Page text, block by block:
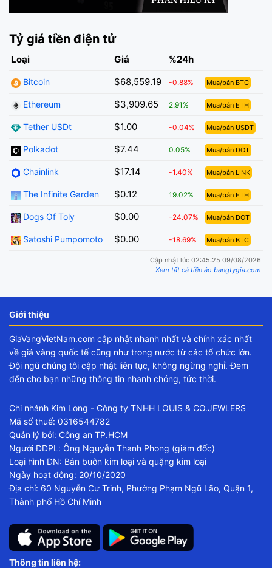
Tỷ giá tiền điện tử
Loại Giá %24h
Bitcoin $68,559.19 -0.88% Mua/bán BTC
Ethereum $3,909.65 2.91% Mua/bán ETH
Tether USDt $1.00 -0.04% Mua/bán USDT
Polkadot $7.44 0.05% Mua/bán DOT
Chainlink $17.14 -1.40% Mua/bán LINK
The Infinite Garden $0.12 19.02% Mua/bán ETH
Dogs Of Toly $0.00 -24.07% Mua/bán DOT
Satoshi Pumpomoto $0.00 -18.69% Mua/bán BTC
Cập nhật lúc 02:45:25 09/08/2026
Xem tất cả tiền ảo bangtygia.com
Giới thiệu
GiaVangVietNam.com cập nhật nhanh nhất và chính xác nhất
về giá vàng quốc tế cũng như trong nước từ các tổ chức lớn.
Đội ngũ chúng tôi cập nhật liên tục, không ngừng nghỉ. Đem
đến cho bạn những thông tin nhanh chóng, tức thời.
Chi nhánh Kim Long - Công ty TNHH LOUIS & CO.JEWLERS
Mã số thuế: 0316544782
Quản lý bởi: Công an TP.HCM
Người ĐDPL: Ông Nguyễn Thanh Phong (giám đốc)
Loại hình DN: Bán buôn kim loại và quặng kim loại
Ngày hoạt động: 20/10/2020
Địa chỉ: 60 Nguyễn Cư Trinh, Phường Phạm Ngũ Lão, Quận 1,
Thành phố Hồ Chí Minh
Thông tin liên hệ: